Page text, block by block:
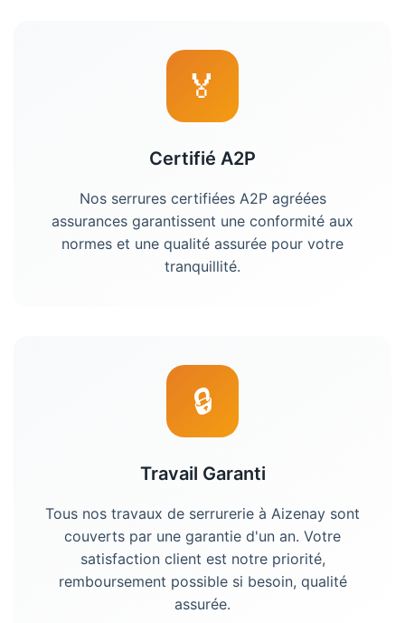
🏅
Certifié A2P
Nos serrures certifiées A2P agréées
assurances garantissent une conformité aux
normes et une qualité assurée pour votre
tranquillité.
🔒
Travail Garanti
Tous nos travaux de serrurerie à Aizenay sont
couverts par une garantie d'un an. Votre
satisfaction client est notre priorité,
remboursement possible si besoin, qualité
assurée.